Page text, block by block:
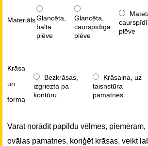
MateriālsGlancēta,
balta
plēve
Glancēta,
caurspīdīga
plēve
plēve
Krāsa
un
forma
Bezkrāsas,
izgriezta pa
kontūru
Krāsaina, uz
taisnstūra
pamatnes
Varat norādīt papildu vēlmes,
ovālas pamatnes, koriģēt krāsas, veikt